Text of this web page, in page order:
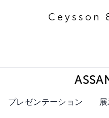
Ceysson
プレゼンテーション